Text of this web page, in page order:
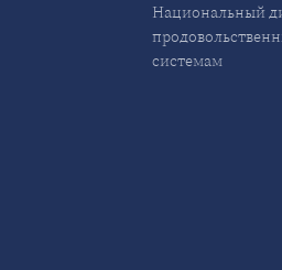
Национальный
системам